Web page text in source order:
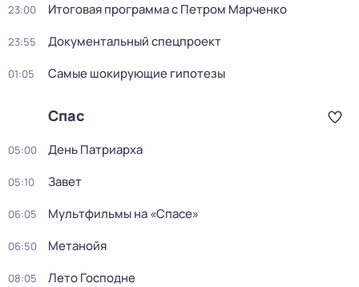
23:00 Итоговая программа с Петром Марченко
23:55 Документальный спецпроект
01:05 Самые шoкиpующие гипотезы
Спас
05:00 День Патриарха
05:10 Завет
06:05 Мультфильмы на «Спасе»
06:50 Метанойя
08:05 Лето Господне